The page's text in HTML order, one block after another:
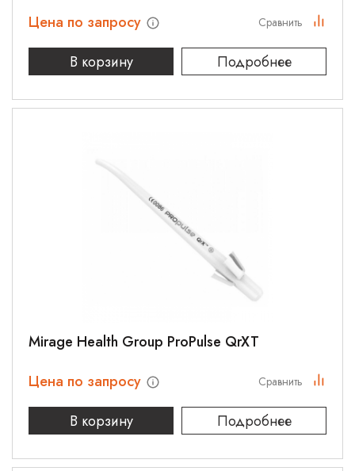
Цена по запросу
В корзину
Подробнее
Сравнить
Mirage Health Group ProPulse QrXT
Цена по запросу
В корзину
Подробнее
Сравнить